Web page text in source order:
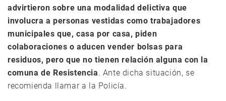
advirtieron sobre una modalidad delictiva que
involucra a personas vestidas como trabajadores
municipales que, casa por casa, piden
colaboraciones o aducen vender bolsas para
residuos, pero que no tienen relación alguna con la
comuna de Resistencia. Ante dicha situación, se
recomienda llamar a la Policía.